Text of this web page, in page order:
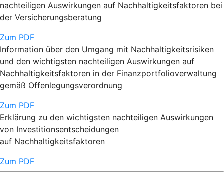
nachteiligen Auswirkungen auf Nachhaltigkeitsfaktoren bei
der Versicherungsberatung
Zum PDF
Information über den Umgang mit Nachhaltigkeitsrisiken
und den wichtigsten nachteiligen Auswirkungen auf
Nachhaltigkeitsfaktoren in der Finanzportfolioverwaltung
gemäß Offenlegungsverordnung
Zum PDF
Erklärung zu den wichtigsten nachteiligen Auswirkungen
von Investitionsentscheidungen
auf Nachhaltigkeitsfaktoren
Zum PDF